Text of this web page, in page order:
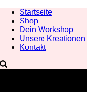
Startseite
Shop
Dein Workshop
Unsere Kreationen
Kontakt